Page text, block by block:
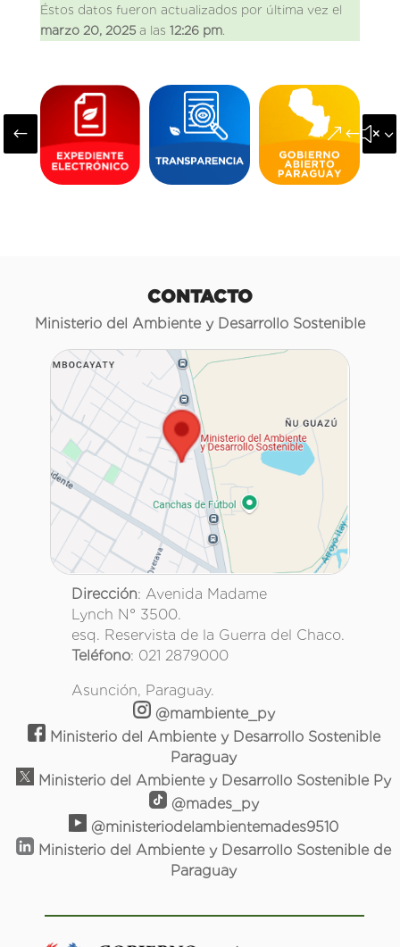
Éstos datos fueron actualizados por última vez el
marzo 20, 2025a las 12:26 pm.
#
CONTACTO
Ministerio del Ambiente y Desarrollo Sostenible
Dirección: Avenida Madame
Lynch N° 3500.
esq. Reservista de la Guerra del Chaco.
Teléfono: 021 2879000
Asunción, Paraguay.
@mambiente_py
Ministerio del Ambiente y Desarrollo Sostenible
Paraguay
Ministerio del Ambiente y Desarrollo Sostenible Py
@mades_py
@ministeriodelambientemades9510
Ministerio del Ambiente y Desarrollo Sostenible de
Paraguay